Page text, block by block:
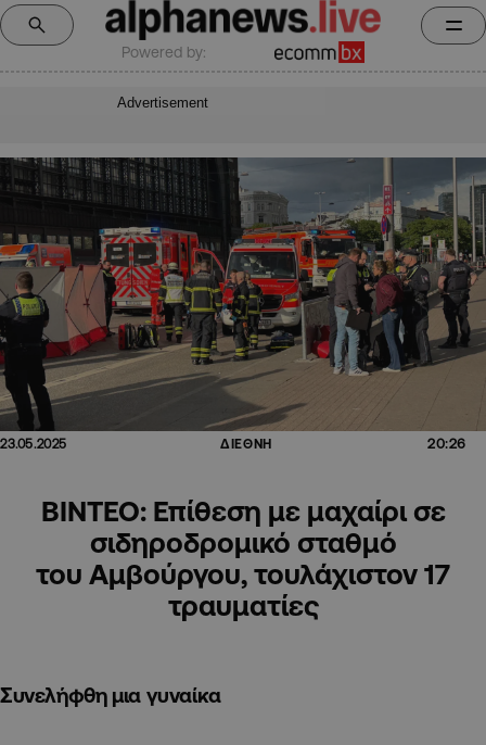
Powered by:
Advertisement
23.05.2025 ΔΙΕΘΝΗ 20:26
ΒΙΝΤΕΟ: Επίθεση με μαχαίρι σε
σιδηροδρομικό σταθμό
του Αμβούργου, τουλάχιστον 17
τραυματίες
Συνελήφθη μια γυναίκα